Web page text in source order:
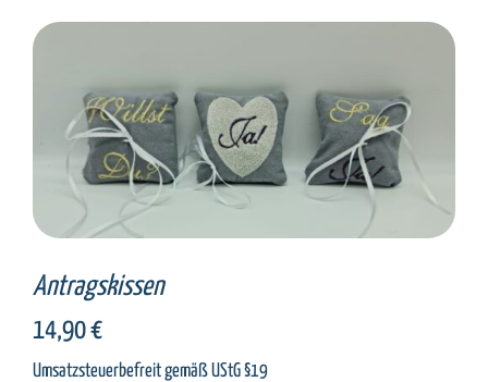
SELECT OPTIONS / DETAILS
Antragskissen
14,90€
Umsatzsteuerbefreit gemäß UStG §19